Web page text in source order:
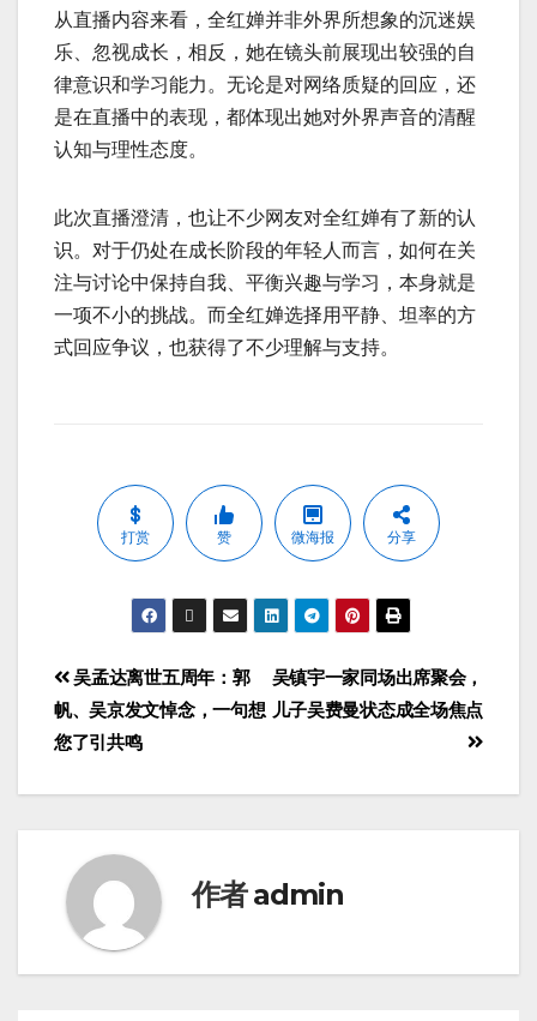
从直播内容来看，全红婵并非外界所想象的沉迷娱
乐、忽视成长，相反，她在镜头前展现出较强的自
律意识和学习能力。无论是对网络质疑的回应，还
是在直播中的表现，都体现出她对外界声音的清醒
认知与理性态度。
此次直播澄清，也让不少网友对全红婵有了新的认
识。对于仍处在成长阶段的年轻人而言，如何在关
注与讨论中保持自我、平衡兴趣与学习，本身就是
一项不小的挑战。而全红婵选择用平静、坦率的方
式回应争议，也获得了不少理解与支持。
打赏 赞 微海报 分享
吴镇宇一家同场出席聚会，
儿子吴费曼状态成全场焦点
吴孟达离世五周年：郭
帆、吴京发文悼念，一句想
您了引共鸣
作者admin